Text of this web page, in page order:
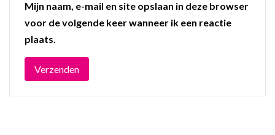
Mijn naam, e-mail en site opslaan in deze browser
voor de volgende keer wanneer ik een reactie
plaats.